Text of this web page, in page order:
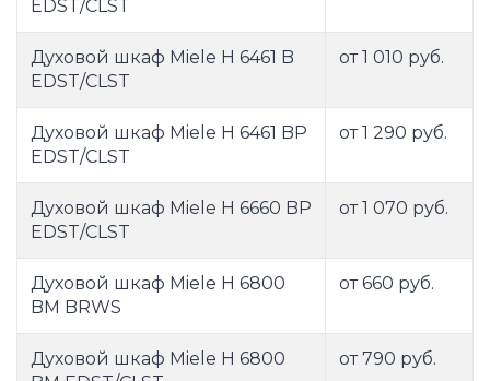
EDST/CLST
Духовой шкаф Miele H 6461 B
EDST/CLST
от 1 010 руб.
Духовой шкаф Miele H 6461 BP
EDST/CLST
от 1 290 руб.
Духовой шкаф Miele H 6660 BP
EDST/CLST
от 1 070 руб.
Духовой шкаф Miele H 6800
BM BRWS
от 660 руб.
Духовой шкаф Miele H 6800
от 790 руб.